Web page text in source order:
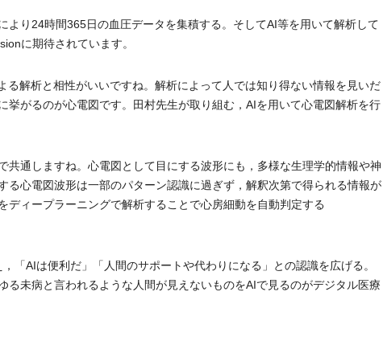
り24時間365日の血圧データを集積する。そしてAI等を用いて解析して
に期待されています。
解析と相性がいいですね。解析によって人では知り得ない情報を見いだ
がるのが心電図です。田村先生が取り組む，AIを用いて心電図解析を行
通しますね。心電図として目にする波形にも，多様な生理学的情報や神
心電図波形は一部のパターン認識に過ぎず，解釈次第で得られる情報が
ィープラーニングで解析することで心房細動を自動判定する
AIは便利だ」「人間のサポートや代わりになる」との認識を広げる。
未病と言われるような人間が見えないものをAIで見るのがデジタル医療